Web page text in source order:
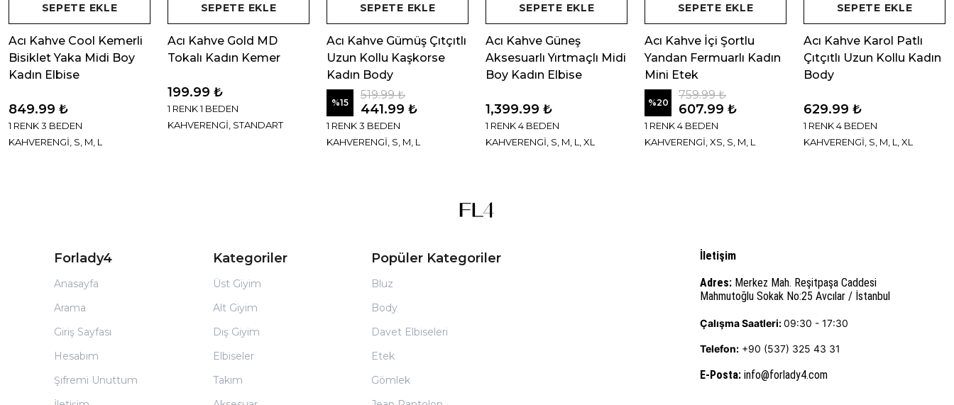
SEPETE EKLE
Acı Kahve Cool Kemerli
Bisiklet Yaka Midi Boy
Kadın Elbise
849.99 ₺
1 RENK 3 BEDEN
KAHVERENGİ, S, M, L
SEPETE EKLE
Acı Kahve Gold MD
Tokalı Kadın Kemer
199.99 ₺
1 RENK 1 BEDEN
KAHVERENGİ, STANDART
SEPETE EKLE
Acı Kahve Gümüş Çıtçıtlı
Uzun Kollu Kaşkorse
Kadın Body
%15
519.99 ₺
441.99 ₺
1 RENK 3 BEDEN
KAHVERENGİ, S, M, L
SEPETE EKLE
Acı Kahve Güneş
Aksesuarlı Yırtmaçlı Midi
Boy Kadın Elbise
1,399.99 ₺
1 RENK 4 BEDEN
KAHVERENGİ, S, M, L, XL
SEPETE EKLE
Acı Kahve İçi Şortlu
Yandan Fermuarlı Kadın
Mini Etek
%20
759.99 ₺
607.99 ₺
1 RENK 4 BEDEN
KAHVERENGİ, XS, S, M, L
SEPETE EKLE
Acı Kahve Karol Patlı
Çıtçıtlı Uzun Kollu Kadın
Body
629.99 ₺
1 RENK 4 BEDEN
KAHVERENGİ, S, M, L, XL
Forlady4
Anasayfa
Arama
Giriş Sayfası
Hesabım
Şifremi Unuttum
Kategoriler
Üst Giyim
Alt Giyim
Dış Giyim
Elbiseler
Takım
Popüler Kategoriler
Bluz
Body
Davet Elbiseleri
Etek
Gömlek
İletişim
Adres: Merkez Mah. Reşitpaşa Caddesi
Mahmutoğlu Sokak No:25 Avcılar / İstanbul
Çalışma Saatleri:09:30 - 17:30
Telefon: +90 (537) 325 43 31
E-Posta: info@forlady4.com